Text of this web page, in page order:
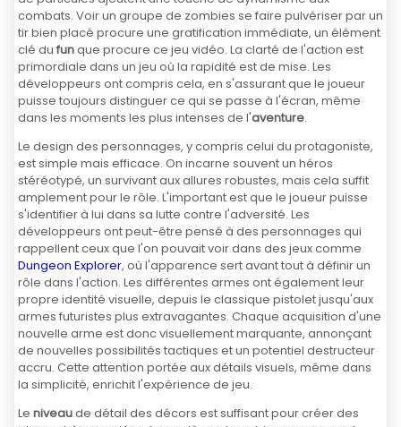
combats. Voir un groupe de zombies se faire pulvériser par un
tir bien placé procure une gratification immédiate, un élément
clé du funque procure ce jeu vidéo. La clarté de l'action est
primordiale dans un jeu où la rapidité est de mise. Les
développeurs ont compris cela, en s'assurant que le joueur
puisse toujours distinguer ce qui se passe à l'écran, même
dans les moments les plus intenses de l'aventure.
Le design des personnages, y compris celui du protagoniste,
est simple mais efficace. On incarne souvent un héros
stéréotypé, un survivant aux allures robustes, mais cela suffit
amplement pour le rôle. L'important est que le joueur puisse
s'identifier à lui dans sa lutte contre l'adversité. Les
développeurs ont peut-être pensé à des personnages qui
rappellent ceux que l'on pouvait voir dans des jeux comme
Dungeon Explorer, où l'apparence sert avant tout à définir un
rôle dans l'action. Les différentes armes ont également leur
propre identité visuelle, depuis le classique pistolet jusqu'aux
armes futuristes plus extravagantes. Chaque acquisition d'une
nouvelle arme est donc visuellement marquante, annonçant
de nouvelles possibilités tactiques et un potentiel destructeur
accru. Cette attention portée aux détails visuels, même dans
la simplicité, enrichit l'expérience de jeu.
Le niveaude détail des décors est suffisant pour créer des